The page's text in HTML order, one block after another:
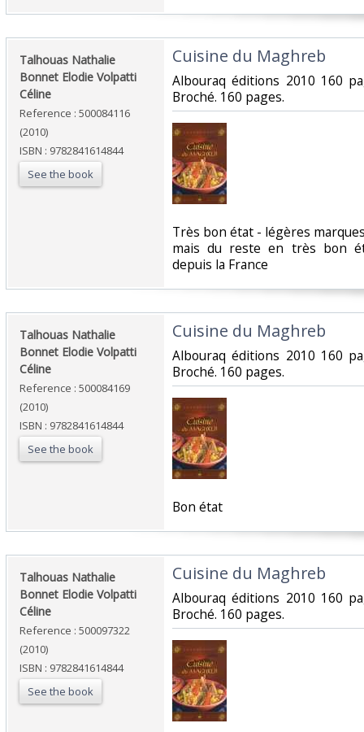
‎Talhouas Nathalie
Bonnet Elodie Volpatti
Céline‎
Reference : 500084116
(2010)
ISBN : 9782841614844
See the book
‎Cuisine du Maghreb‎
‎Albouraq éditions 2010 160
Broché. 160 pages.‎
‎Très bon état - légères
mais du reste en très bon
depuis la France‎
‎Talhouas Nathalie
Bonnet Elodie Volpatti
Céline‎
Reference : 500084169
(2010)
ISBN : 9782841614844
See the book
‎Cuisine du Maghreb‎
‎Albouraq éditions 2010 160
Broché. 160 pages.‎
‎Bon état‎
‎Talhouas Nathalie
Bonnet Elodie Volpatti
Céline‎
Reference : 500097322
(2010)
ISBN : 9782841614844
See the book
‎Cuisine du Maghreb‎
‎Albouraq éditions 2010 160
Broché. 160 pages.‎